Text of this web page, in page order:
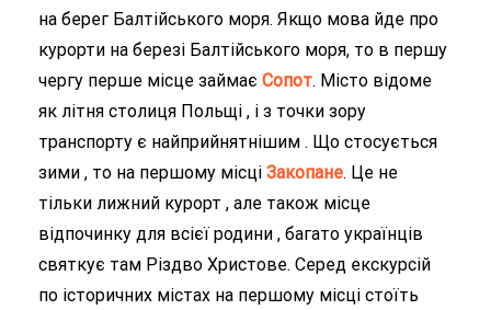
на берег Балтійського моря. Якщо мова йде про
курорти на березі Балтійського моря, то в першу
чергу перше місце займає Сопот. Місто відоме
як літня столиця Польщі , і з точки зору
транспорту є найприйнятнішим . Що стосується
зими , то на першому місці Закопане. Це не
тільки лижний курорт , але також місце
відпочинку для всієї родини , багато українців
святкує там Різдво Христове. Серед екскурсій
по історичних містах на першому місці стоїть